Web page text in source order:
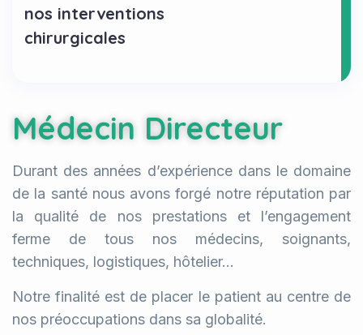
nos interventions
chirurgicales
Médecin Directeur
Durant des années d’expérience dans le domaine
de la santé nous avons forgé notre réputation par
la qualité de nos prestations et l’engagement
ferme de tous nos médecins, soignants,
techniques, logistiques, hôtelier…
Notre finalité est de placer le patient au centre de
nos préoccupations dans sa globalité.